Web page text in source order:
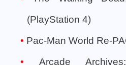
(PlayStation 4)
Pac-Man World Re-
Arcade